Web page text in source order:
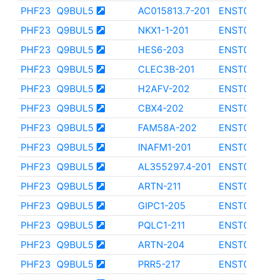
PHF23 Q9BUL5 AC015813.7-201
PHF23 Q9BUL5 NKX1-1-201
PHF23 Q9BUL5 HES6-203
PHF23 Q9BUL5 CLEC3B-201
PHF23 Q9BUL5 H2AFV-202
PHF23 Q9BUL5 CBX4-202
PHF23 Q9BUL5 FAM58A-202
PHF23 Q9BUL5 INAFM1-201
PHF23 Q9BUL5 AL355297.4-201
PHF23 Q9BUL5 ARTN-211
PHF23 Q9BUL5 GIPC1-205
PHF23 Q9BUL5 PQLC1-211
PHF23 Q9BUL5 ARTN-204
PHF23 Q9BUL5 PRR5-217